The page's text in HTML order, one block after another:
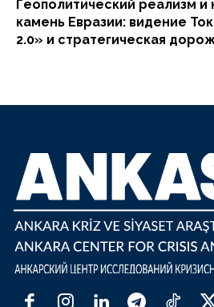
Геополитический реализм и
камень Евразии: видение
2.0» и стратегическая